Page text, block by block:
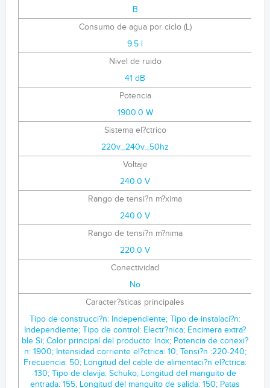
B
Consumo de agua por ciclo (L)
9.5 l
Nivel de ruido
41 dB
Potencia
1900.0 W
Sistema el?ctrico
220v_240v_50hz
Voltaje
240.0 V
Rango de tensi?n m?xima
240.0 V
Rango de tensi?n m?nima
220.0 V
Conectividad
No
Caracter?sticas principales
Tipo de construcci?n: Independiente; Tipo de instalaci?n:
Independiente; Tipo de control: Electr?nica; Encimera extra?
ble Si; Color principal del producto: Inox; Potencia de conexi?
n: 1900; Intensidad corriente el?ctrica: 10; Tensi?n :220-240;
Frecuencia: 50; Longitud del cable de alimentaci?n el?ctrica:
130; Tipo de clavija: Schuko; Longitud del manguito de
entrada: 155; Longitud del manguito de salida: 150; Patas